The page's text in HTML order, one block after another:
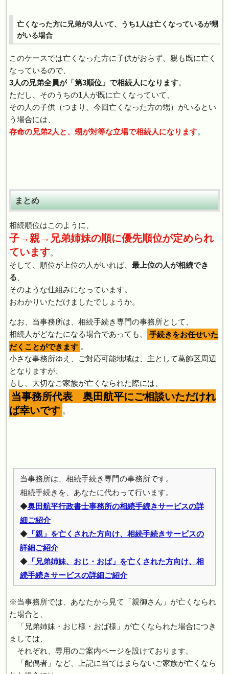
亡くなった方に兄弟が3人いて、うち1人は亡くなっているが甥
がいる場合
このケースでは亡くなった方に子供がおらず、親も既に亡く
なっているので、
3人の兄弟全員が「第3順位」で相続人になります。
ただし、そのうちの1人が既に亡くなっていて、
その人の子供（つまり、今回亡くなった方の甥）がいるとい
う場合には、
存命の兄弟2人と、甥が対等な立場で相続人になります。
まとめ
相続順位はこのように、
子→親→兄弟姉妹の順に優先順位が定められ
ています。
そして、順位が上位の人がいれば、 最上位の人が相続でき
る
そのような仕組みになっています。
おわかりいただけましたでしょうか。
なお、当事務所は、相続手続き専門の事務所として、
相続人がどなたになる場合であっても、
手続きをお任せいた
だくことができます 。
小さな事務所ゆえ、ご対応可能地域は、主として葛飾区周辺
となりますが、
もし、大切なご家族が亡くなられた際には、
当事務所代表 奥田航平にご相談いただけれ
ば幸いです 。
当事務所は、相続手続き専門の事務所です。
相続手続きを、あなたに代わって行います。
◆奥田航平行政書士事務所の相続手続きサービスの詳
細ご紹介
◆「親」を亡くされた方向け、相続手続きサービスの
詳細ご紹介
◆「兄弟姉妹、おじ・おば」を亡くされた方向け、相
続手続きサービスの詳細ご紹介
※当事務所では、あなたから見て「親御さん」が亡くなられ
た場合と、
「兄弟姉妹・おじ様・おば様」が亡くなられた場合につき
ましては、
それぞれ、専用のご案内ページを設けております。
「配偶者」など、上記に当てはまらないご家族が亡くなら